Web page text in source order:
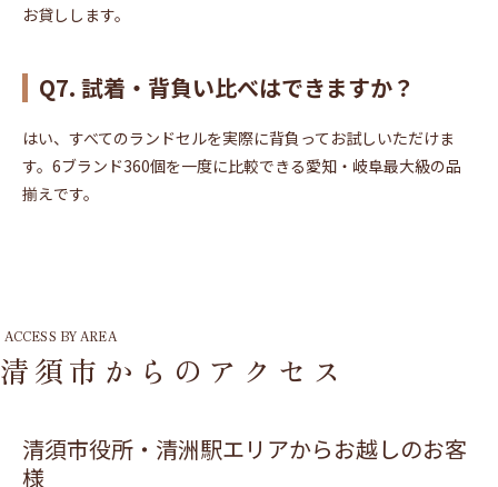
お貸しします。
Q7. 試着・背負い比べはできますか？
はい、すべてのランドセルを実際に背負ってお試しいただけま
す。6ブランド360個を一度に比較できる愛知・岐阜最大級の品
揃えです。
ACCESS BY AREA
清須市からのアクセス
清須市役所・清洲駅エリアからお越しのお客
様